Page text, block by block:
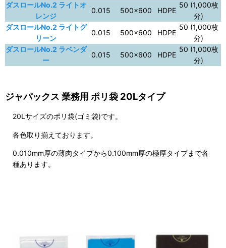
ダスロールNo.2 ライトオ
レンジ
0.015 500×600 HDPE
50 (1,000枚
分)
ダスロールNo.2 ライトグ
リーン
0.015 500×600 HDPE
50 (1,000枚
分)
ダスロールNo.2 ラベンダ
ー
0.015 500×600 HDPE
50 (1,000枚
分)
ジャパックス 業務用 ポリ袋 20Lタイプ
20Lサイズのポリ袋(ゴミ袋)です。
各色取り揃えております。
0.010mm厚の薄肉タイプから0.100mm厚の極厚タイプまで各
種あります。